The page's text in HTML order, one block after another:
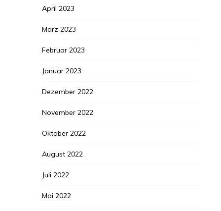
April 2023
März 2023
Februar 2023
Januar 2023
Dezember 2022
November 2022
Oktober 2022
August 2022
Juli 2022
Mai 2022